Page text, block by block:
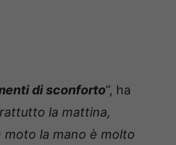
di sconforto“, ha
la mattina,
la mano è molto